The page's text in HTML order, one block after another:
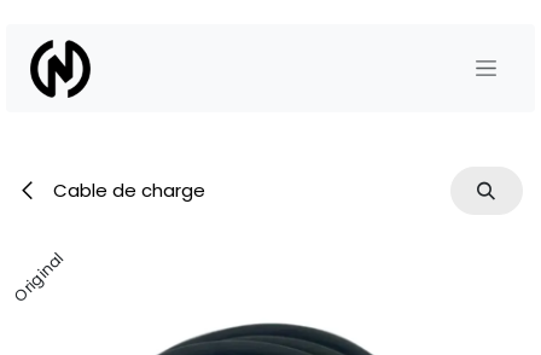
Cable de charge
Original